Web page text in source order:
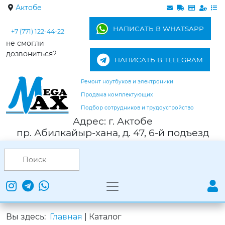
Актобе
+7 (771) 122-44-22
не смогли
дозвониться?
НАПИСАТЬ В WHATSAPP
НАПИСАТЬ В TELEGRAM
Ремонт ноутбуков и электроники
Продажа комплектующих
Подбор сотрудников и трудоустройство
Адрес: г. Актобе
пр. Абилкайыр-хана, д. 47, 6-й подъезд
Вы здесь: Главная Каталог